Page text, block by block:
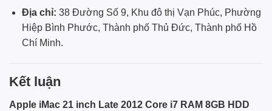
Địa chỉ: 38 Đường Số 9, Khu đô thị Vạn Phúc, Phường
Hiệp Bình Phước, Thành phố Thủ Đức, Thành phố Hồ
Chí Minh.
Kết luận
Apple iMac 21 inch Late 2012 Core i7 RAM 8GB HDD